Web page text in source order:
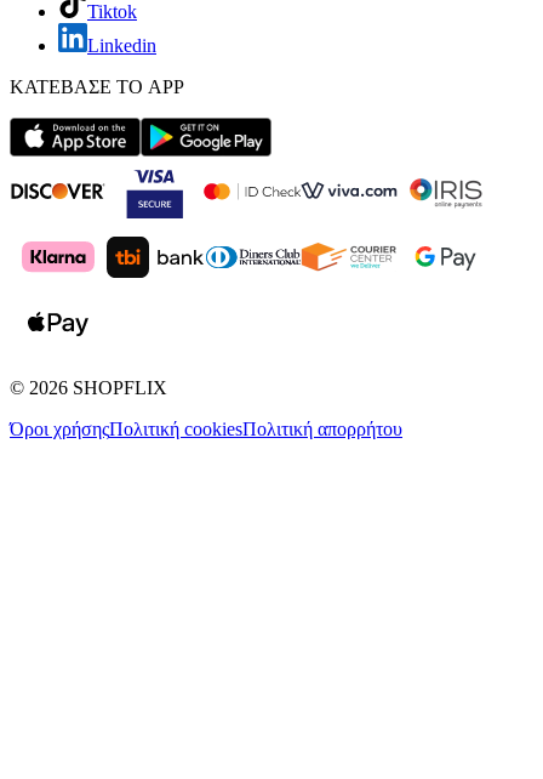
Tiktok
Linkedin
ΚΑΤΕΒΑΣΕ ΤΟ APP
© 2026 SHOPFLIX
Όροι χρήσηςΠολιτική cookiesΠολιτική απορρήτου